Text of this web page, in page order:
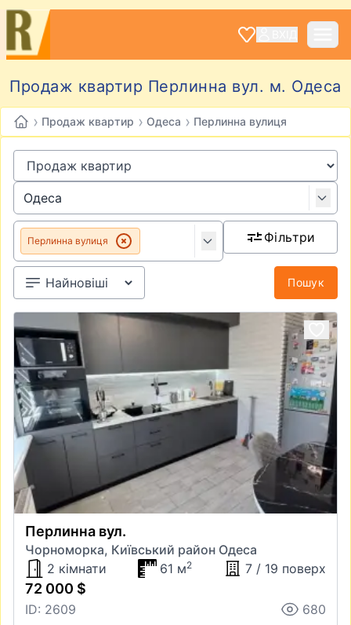
Продаж квартир Перлинна вул. м. Одеса
› Продаж квартир › Одеса › Перлинна вулиця
Перлинна вулиця Фільтри
Пошук
Перлинна вул.
Чорноморка, Київський район Одеса
2 кімнати
61 м2 7 / 19 поверх
72 000 $
ID: 2609
680